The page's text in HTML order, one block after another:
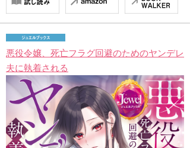
悪役令嬢、死亡フラグ回避のためのヤンデレ
夫に執着される